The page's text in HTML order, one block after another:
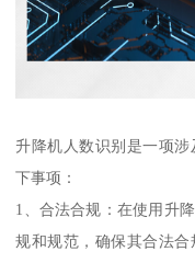
升降机人数识别是一项
下事项：
1、合法合规：在使用升
规和规范，确保其合法